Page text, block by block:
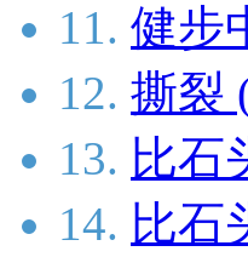
11. 健步
12. 撕裂
13. 比石
14. 比石